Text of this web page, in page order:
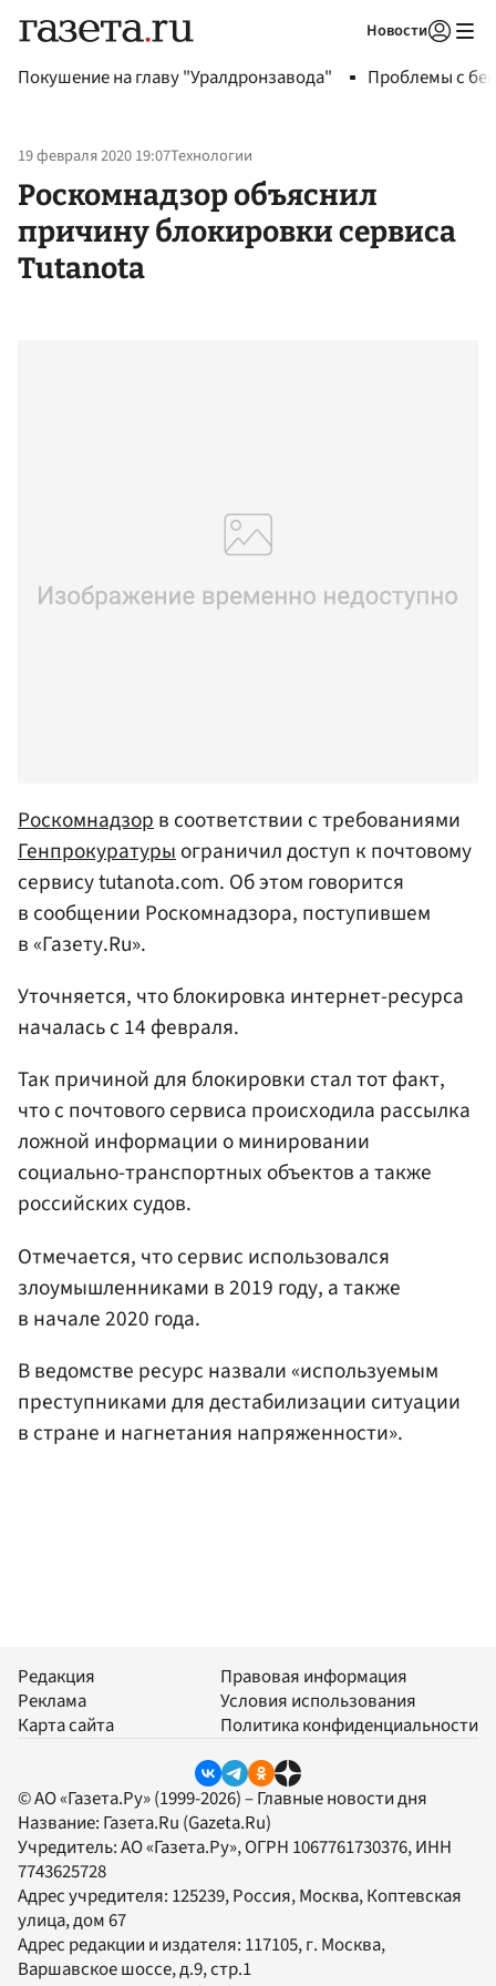
Новости
Покушение на главу "Уралдронзавода" Проблемы с
19 февраля 2020 19:07Технологии
Роскомнадзор объяснил
причину блокировки сервиса
Tutanota
Роскомнадзорв соответствии с требованиями
Генпрокуратурыограничил доступ к почтовому
сервису tutanota.com. Об этом говорится
в сообщении Роскомнадзора, поступившем
в «Газету.Ru».
Уточняется, что блокировка интернет-ресурса
началась с 14 февраля.
Так причиной для блокировки стал тот факт,
что с почтового сервиса происходила рассылка
ложной информации о минировании
социально-транспортных объектов а также
российских судов.
Отмечается, что сервис использовался
злоумышленниками в 2019 году, а также
в начале 2020 года.
В ведомстве ресурс назвали «используемым
преступниками для дестабилизации ситуации
в стране и нагнетания напряженности».
Редакция
Реклама
Карта сайта
Правовая информация
Условия использования
Политика конфиденциальности
© АО «Газета.Ру» (1999-2026) – Главные новости дня
Название: Газета.Ru (Gazeta.Ru)
Учредитель:АО «Газета.Ру», ОГРН 1067761730376, ИНН
7743625728
Адрес учредителя: 125239, Россия, Москва, Коптевская
улица, дом 67
Адрес редакции и издателя: 117105, г. Москва,
Варшавское шоссе, д.9, стр.1